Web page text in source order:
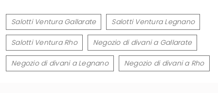
Salotti Ventura Gallarate Salotti Ventura Legnano
Salotti Ventura Rho Negozio di divani a Gallarate
Negozio di divani a Legnano Negozio di divani a Rho